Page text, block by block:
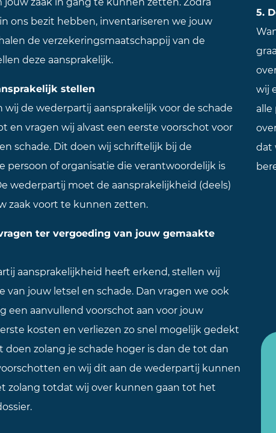
ons bezit hebben, inventariseren we jouw
de verzekeringsmaatschappij van de
deze aansprakelijk.
stellen
wij de wederpartij aansprakelijk voor de schade
en vragen wij alvast een eerste voorschot voor
schade. Dit doen wij schriftelijk bij de
persoon of organisatie die verantwoordelijk is
wederpartij moet de aansprakelijkheid (deels)
zaak voort te kunnen zetten.
ter vergoeding van jouw gemaakte
aansprakelijkheid heeft erkend, stellen wij
van jouw letsel en schade. Dan vragen we ook
een aanvullend voorschot aan voor jouw
kosten en verliezen zo snel mogelijk gedekt
doen zolang je schade hoger is dan de tot dan
en wij dit aan de wederpartij kunnen
zolang totdat wij over kunnen gaan tot het
5.
wij
dat